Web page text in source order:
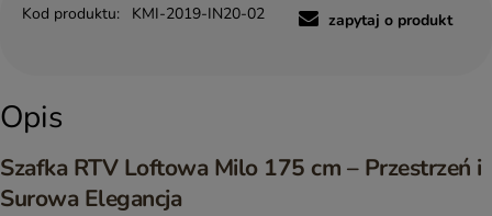
Kod produktu: KMI-2019-IN20-02 zapytaj o produkt
Opis
Szafka RTV Loftowa Milo 175 cm – Przestrzeń i
Surowa Elegancja